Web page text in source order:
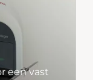
een vast